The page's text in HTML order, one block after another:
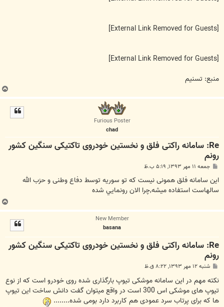
[External Link Removed for Guests]
[External Link Removed for Guests]
منبع: تسنیم
Furious Poster
chad
Re: سامانه راکتی فلق و نخستین خودروی تاکتیکی سنگین کشور
رونم
ت
جمعه ۱۱ مهر ۱۳۹۳, ۵:۱۹ ب.ظ
اين سامانه فلق همونى نيست که تو سوريه توسط دفاع وطنى و حزب الله
سالهاست استفاده ميشه,چرا الان رونمايي شده
New Member
basana
Re: سامانه راکتی فلق و نخستین خودروی تاکتیکی سنگین کشور
رونم
ت
شنبه ۱۲ مهر ۱۳۹۳, ۸:۲۲ ق.ظ
نکته مهم در این سامانه موشکی تیوپ بارگذاری شده روی خودرو است که از نوع
تیوپ های موشکی اس 300 است در واقع میتوان گفت دانش ساخت این تیوپ
ها که برای پرتاب سرد عمودی هم کاربرد دارد بومی شده........